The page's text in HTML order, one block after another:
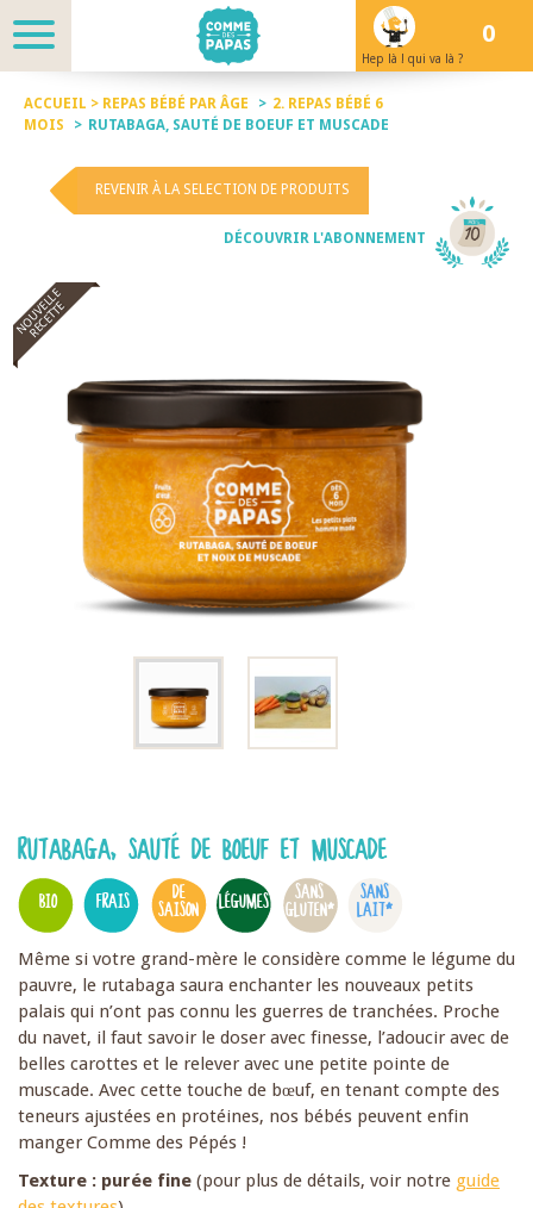
Hep là ! qui va là ?
0
ACCUEIL > REPAS BÉBÉ PAR ÂGE > 2. REPAS BÉBÉ 6
MOIS
> RUTABAGA, SAUTÉ DE BOEUF ET MUSCADE
REVENIR À LA SELECTION DE PRODUITS
DÉCOUVRIR L'ABONNEMENT
NOUVELLE
RECETTE
RUTABAGA, SAUTÉ DE BOEUF ET MUSCADE
BIO FRAIS
DE
SAISON
LÉGUMES
SANS
GLUTEN*
SANS
LAIT*
Même si votre grand-mère le considère comme le légume du
pauvre, le rutabaga saura enchanter les nouveaux petits
palais qui n’ont pas connu les guerres de tranchées. Proche
du navet, il faut savoir le doser avec finesse, l’adoucir avec de
belles carottes et le relever avec une petite pointe de
muscade. Avec cette touche de bœuf, en tenant compte des
teneurs ajustées en protéines, nos bébés peuvent enfin
manger Comme des Pépés !
Texture : purée fine (pour plus de détails, voir notre guide